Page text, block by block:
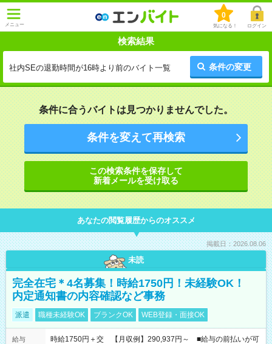
メニュー
0
気になる！ ログイン
検索結果
社内SEの退勤時間が16時より前のバイト一覧 条件の変更
条件に合うバイトは見つかりませんでした。
条件を変えて再検索
この検索条件を保存して
新着メールを受け取る
あなたの閲覧履歴からのオススメ
掲載日：2026.08.06
未読
完全在宅＊4名募集！時給1750円！未経験OK！
内定通知書の内容確認など事務
派遣 職種未経験OK ブランクOK WEB登録・面接OK
給与
時給1750円＋交 【月収例】290,937円～ ■給与の前払いが可